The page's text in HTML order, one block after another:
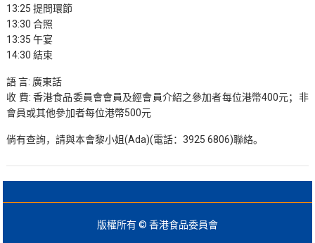
13:25 提問環節
13:30 合照
13:35 午宴
14:30 結束
語 言: 廣東話
收 費: 香港食品委員會會員及經會員介紹之參加者每位港幣400元；非
會員或其他參加者每位港幣500元
倘有查詢，請與本會黎小姐(Ada)(電話：3925 6806)聯絡。
版權所有 © 香港食品委員會